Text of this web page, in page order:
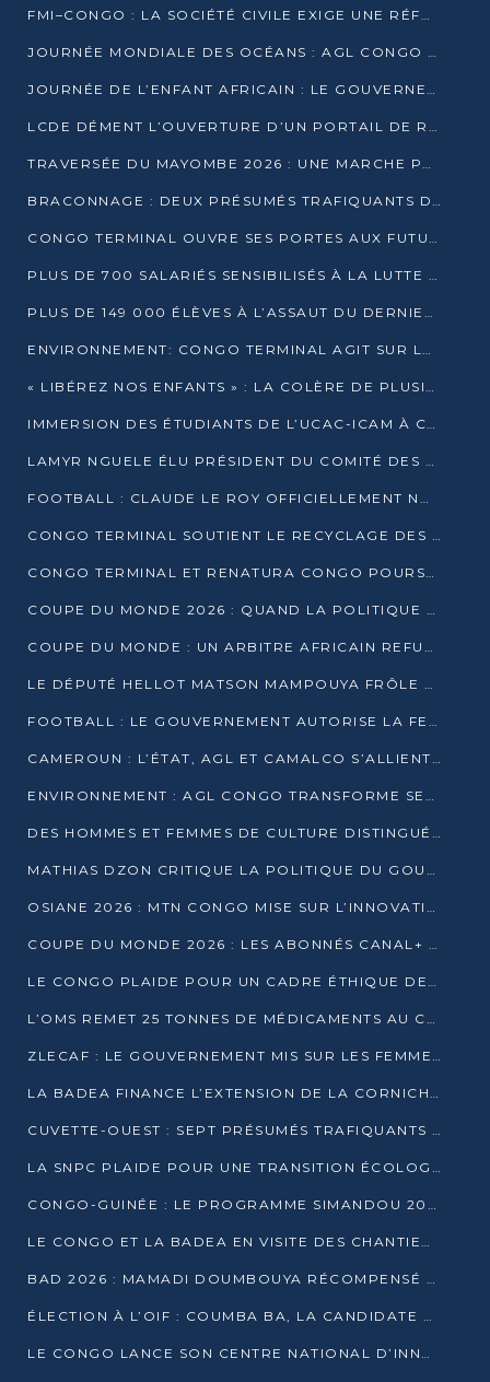
FMI–CONGO : LA SOCIÉTÉ CIVILE EXIGE UNE RÉFORME DE LA FISCALITÉ PÉTROLIÈRE
JOURNÉE MONDIALE DES OCÉANS : AGL CONGO MOBILISE SES COLLABORATEURS POUR LA PRÉSERVATION DE LA BIODIVERSITÉ MARINE
JOURNÉE DE L’ENFANT AFRICAIN : LE GOUVERNEMENT MOBILISÉ POUR L’HYGIÈNE DANS LES ORPHELINATS
LCDE DÉMENT L’OUVERTURE D’UN PORTAIL DE RECRUTEMENT ET APPELLE À LA VIGILANCE
TRAVERSÉE DU MAYOMBE 2026 : UNE MARCHE POUR SENSIBILISER ET DÉPISTER AU DIABÈTE
BRACONNAGE : DEUX PRÉSUMÉS TRAFIQUANTS D’HIPPOPOTAME ÉCROUÉS À BRAZZAVILLE
CONGO TERMINAL OUVRE SES PORTES AUX FUTURS INGÉNIEURS DE L’UCAC-ICAM
PLUS DE 700 SALARIÉS SENSIBILISÉS À LA LUTTE CONTRE LA TUBERCULOSE À CONGO TERMINAL
PLUS DE 149 000 ÉLÈVES À L’ASSAUT DU DERNIER CEPE
ENVIRONNEMENT: CONGO TERMINAL AGIT SUR LE TERRAIN ET FORME LES PLUS JEUNES
« LIBÉREZ NOS ENFANTS » : LA COLÈRE DE PLUSIEURS MÈRES À BRAZZAVILLE CONTRE LA DGSP
IMMERSION DES ÉTUDIANTS DE L’UCAC-ICAM À CONGO TERMINAL
LAMYR NGUELE ÉLU PRÉSIDENT DU COMITÉ DES MEMBRES D’HONNEUR DU PCT
FOOTBALL : CLAUDE LE ROY OFFICIELLEMENT NOMMÉ SÉLECTIONNEUR DU CONGO
CONGO TERMINAL SOUTIENT LE RECYCLAGE DES DÉCHETS PLASTIQUES À POINTE-NOIRE
CONGO TERMINAL ET RENATURA CONGO POURSUIVENT LEUR COMBAT POUR LA BIODIVERSITÉ
COUPE DU MONDE 2026 : QUAND LA POLITIQUE MENACE L’UNIVERSALITÉ DU FOOTBALL
COUPE DU MONDE : UN ARBITRE AFRICAIN REFUSÉ À L’ENTRÉE DES ÉTATS-UNIS
LE DÉPUTÉ HELLOT MATSON MAMPOUYA FRÔLE LA MORT LORS D’UNE EMBUSCADE DZNS LE POOL
FOOTBALL : LE GOUVERNEMENT AUTORISE LA FECOFOOT À OCCUPER LES COMPLEXES SPORTIFS
CAMEROUN : L’ÉTAT, AGL ET CAMALCO S’ALLIENT POUR UN MÉGA-PROJET FERROVIAIRE
ENVIRONNEMENT : AGL CONGO TRANSFORME SES DÉCHETS EN OUTILS DE FORMATION
DES HOMMES ET FEMMES DE CULTURE DISTINGUÉS POUR LEUR ENGAGEMENT PAR BANTOU CULTURE
MATHIAS DZON CRITIQUE LA POLITIQUE DU GOUVERNEMENT ET ALERTE SUR LA DETTE DU CONGO
OSIANE 2026 : MTN CONGO MISE SUR L’INNOVATION POUR RELEVER LES DÉFIS AFRICAINS
COUPE DU MONDE 2026 : LES ABONNÉS CANAL+ AU CONGO DÉÇUS À QUELQUES JOURS DU COUP D’ENVOI
LE CONGO PLAIDE POUR UN CADRE ÉTHIQUE DE L’INTELLIGENCE ARTIFICIELLE À DAKAR
L’OMS REMET 25 TONNES DE MÉDICAMENTS AU CONGO POUR RENFORCER LA RIPOSTE AUX ÉPIDÉMIES
ZLECAF : LE GOUVERNEMENT MIS SUR LES FEMMES ENTREPRENEURES
LA BADEA FINANCE L’EXTENSION DE LA CORNICHE SUD DE BRAZZAVILLE
CUVETTE-OUEST : SEPT PRÉSUMÉS TRAFIQUANTS DE FAUNE INTERPELLÉS À EWO ET KELLÉ
LA SNPC PLAIDE POUR UNE TRANSITION ÉCOLOGIQUE PROGRESSIVE
CONGO-GUINÉE : LE PROGRAMME SIMANDOU 2040 AU CŒUR DES ÉCHANGES À LA BAD
LE CONGO ET LA BADEA EN VISITE DES CHANTIERS
BAD 2026 : MAMADI DOUMBOUYA RÉCOMPENSÉ PAR LE TROPHÉE BABACAR NDIAYE À BRAZZAVILLE
ÉLECTION À L’OIF : COUMBA BA, LA CANDIDATE DISCRÈTE QUI BOUSCULE LE JEU DIPLOMATIQUE
LE CONGO LANCE SON CENTRE NATIONAL D’INNOVATION